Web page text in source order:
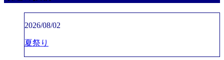
2026/08/02
夏祭り